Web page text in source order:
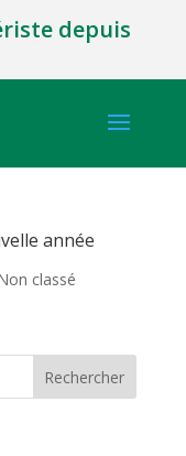
depuis
année
classé